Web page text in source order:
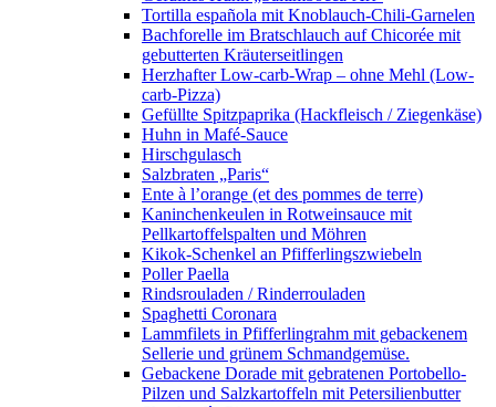
Tortilla española mit Knoblauch-Chili-Garnelen
Bachforelle im Bratschlauch auf Chicorée mit
gebutterten Kräuterseitlingen
Herzhafter Low-carb-Wrap – ohne Mehl (Low-
carb-Pizza)
Gefüllte Spitzpaprika (Hackfleisch / Ziegenkäse)
Huhn in Mafé-Sauce
Hirschgulasch
Salzbraten „Paris“
Ente à l’orange (et des pommes de terre)
Kaninchenkeulen in Rotweinsauce mit
Pellkartoffelspalten und Möhren
Kikok-Schenkel an Pfifferlingszwiebeln
Poller Paella
Rindsrouladen / Rinderrouladen
Spaghetti Coronara
Lammfilets in Pfifferlingrahm mit gebackenem
Sellerie und grünem Schmandgemüse.
Gebackene Dorade mit gebratenen Portobello-
Pilzen und Salzkartoffeln mit Petersilienbutter